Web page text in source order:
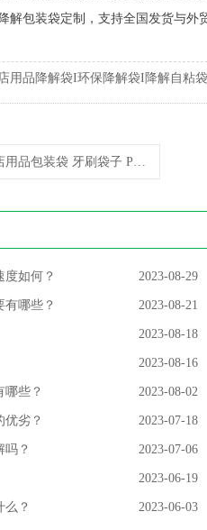
解包装袋定制，支持全国发货与外
用品降解袋I环保降解袋I降解自粘袋
包装袋 牙刷袋子 PLA+PBAT
2023-08-29
度如何？
2023-08-21
有哪些？
2023-08-18
2023-08-16
2023-08-02
哪些？
2023-07-18
优劣？
2023-07-06
吗？
2023-06-19
2023-06-03
么？